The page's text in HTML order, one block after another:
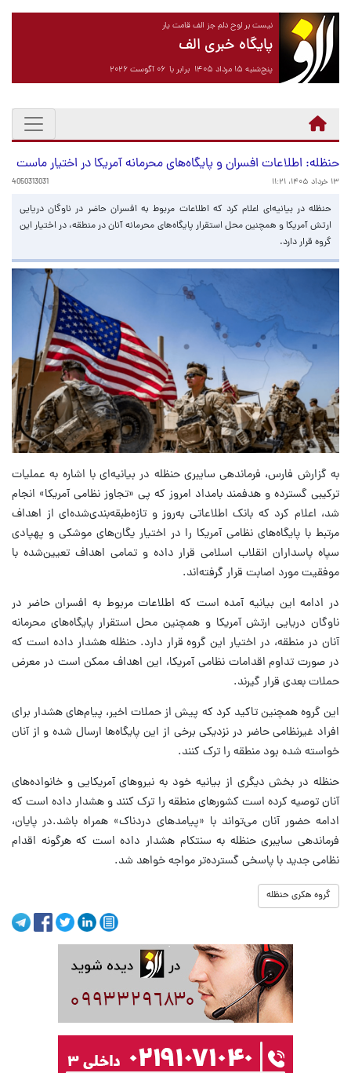
نیست بر لوح دلم جز الف قامت یار
پایگاه خبری الف
پنج‌شنبه ۱۵ مرداد ۱۴۰۵ برابر با ۰۶ آگوست ۲۰۲۶
حنظله: اطلاعات افسران و پایگاه‌های محرمانه آمریکا در اختیار ماست
۱۳ خرداد ۱۴۰۵، ۱۱:۲۱ 4050313031
حنظله در بیانیه‌ای اعلام کرد که اطلاعات مربوط به افسران حاضر در ناوگان دریایی
ارتش آمریکا و همچنین محل استقرار پایگاه‌های محرمانه آنان در منطقه، در اختیار این
گروه قرار دارد.
به گزارش فارس، فرماندهی سایبری حنظله در بیانیه‌ای با اشاره به عملیات
ترکیبی گسترده و هدفمند بامداد امروز که پی «تجاوز نظامی آمریکا» انجام
شد، اعلام کرد که بانک اطلاعاتی به‌روز و تازه‌طبقه‌بندی‌شده‌ای از اهداف
مرتبط با پایگاه‌های نظامی آمریکا را در اختیار یگان‌های موشکی و پهپادی
سپاه پاسداران انقلاب اسلامی قرار داده و تمامی اهداف تعیین‌شده با
موفقیت مورد اصابت قرار گرفته‌اند.
در ادامه این بیانیه آمده است که اطلاعات مربوط به افسران حاضر در
ناوگان دریایی ارتش آمریکا و همچنین محل استقرار پایگاه‌های محرمانه
آنان در منطقه، در اختیار این گروه قرار دارد. حنظله هشدار داده است که
در صورت تداوم اقدامات نظامی آمریکا، این اهداف ممکن است در معرض
حملات بعدی قرار گیرند.
این گروه همچنین تاکید کرد که پیش از حملات اخیر، پیام‌های هشدار برای
افراد غیرنظامی حاضر در نزدیکی برخی از این پایگاه‌ها ارسال شده و از آنان
خواسته شده بود منطقه را ترک کنند.
حنظله در بخش دیگری از بیانیه خود به نیروهای آمریکایی و خانواده‌های
آنان توصیه کرده است کشورهای منطقه را ترک کنند و هشدار داده است که
ادامه حضور آنان می‌تواند با «پیامدهای دردناک» همراه باشد.در پایان،
فرماندهی سایبری حنظله به سنتکام هشدار داده است که هرگونه اقدام
نظامی جدید با پاسخی گسترده‌تر مواجه خواهد شد.
گروه هکری حنظله